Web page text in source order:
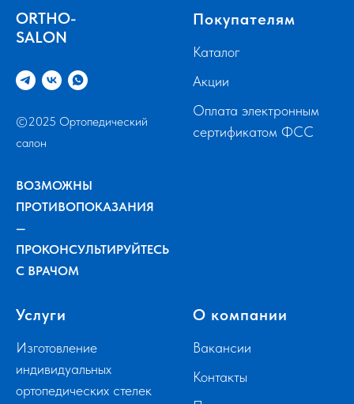
ORTHO-
SALON
©2025 Ортопедический
салон
ВОЗМОЖНЫ
ПРОТИВОПОКАЗАНИЯ
—
ПРОКОНСУЛЬТИРУЙТЕСЬ
С ВРАЧОМ
Покупателям
Каталог
Акции
Оплата электронным
сертификатом ФСС
Услуги
Изготовление
индивидуальных
ортопедических стелек
О компании
Вакансии
Контакты